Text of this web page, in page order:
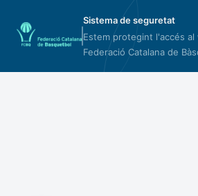
Sistema de seguretat
Estem protegint l'accés
Federació Catalana de